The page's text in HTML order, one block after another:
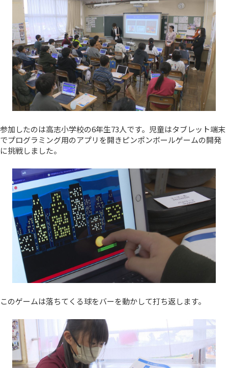
参加したのは高志小学校の6年生73人です。児童はタブレット端末
でプログラミング用のアプリを開きピンポンボールゲームの開発
に挑戦しました。
このゲームは落ちてくる球をバーを動かして打ち返します。